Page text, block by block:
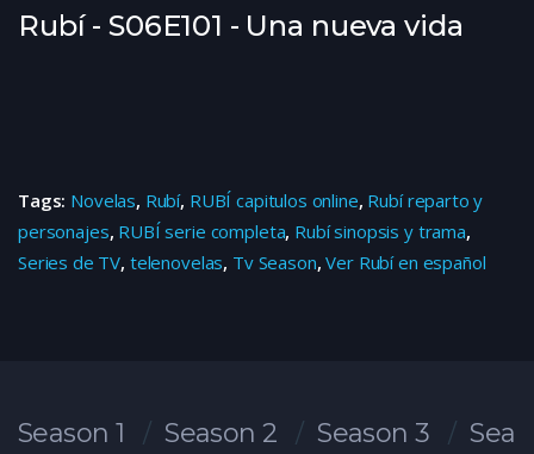
Rubí - S06E101 - Una nueva vida
Tags: Novelas, Rubí, RUBÍ capitulos online, Rubí reparto y
personajes, RUBÍ serie completa, Rubí sinopsis y trama,
Series de TV, telenovelas, Tv Season,Ver Rubí en español
Season 1 Season 2 Season 3